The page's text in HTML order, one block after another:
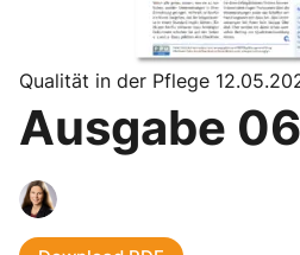
Qualität in der Pflege
Ausgabe